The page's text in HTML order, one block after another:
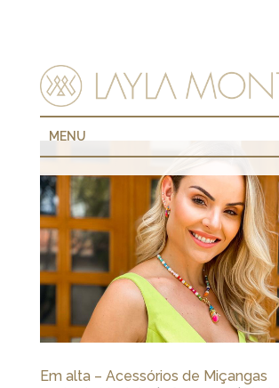
MENU
Em alta – Acessórios de Miçangas